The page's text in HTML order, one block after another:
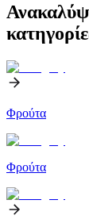
Φρούτα
Φρούτα